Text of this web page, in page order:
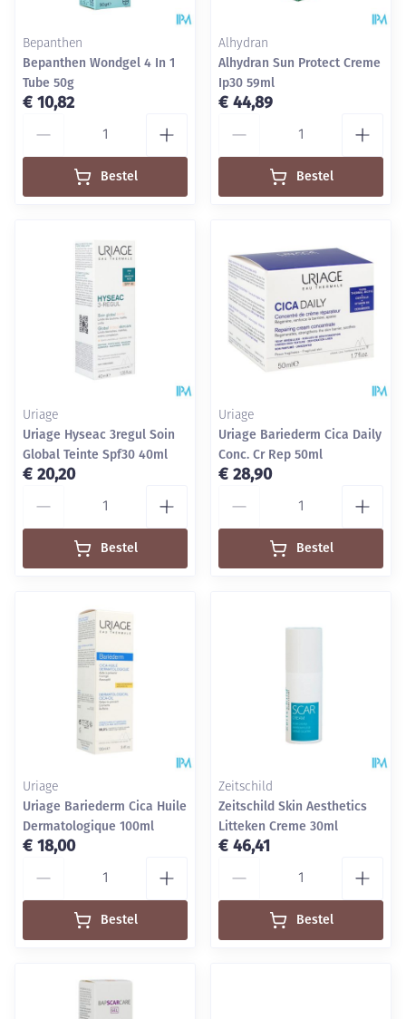
Bepanthen
Bepanthen Wondgel 4 In 1
Tube 50g
€ 10,82
Bestel
Alhydran
Alhydran Sun Protect Creme
Ip30 59ml
€ 44,89
Bestel
Uriage
Uriage Hyseac 3regul Soin
Global Teinte Spf30 40ml
€ 20,20
Bestel
Uriage
Uriage Bariederm Cica Daily
Conc. Cr Rep 50ml
€ 28,90
Bestel
Uriage
Uriage Bariederm Cica Huile
Dermatologique 100ml
€ 18,00
Bestel
Zeitschild
Zeitschild Skin Aesthetics
Litteken Creme 30ml
€ 46,41
Bestel